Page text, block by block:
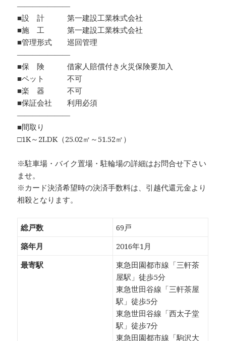
―――――――
■設 計 第一建設工業株式会社
■施 工 第一建設工業株式会社
■管理形式 巡回管理
―――――――
■保 険 借家人賠償付き火災保険要加入
■ペット 不可
■楽 器 不可
■保証会社 利用必須
―――――――
■間取り
□1K～2LDK（25.02㎡～51.52㎡）
※駐車場・バイク置場・駐輪場の詳細はお問合せ下さい
ませ。
※カード決済希望時の決済手数料は、引越代還元金より
相殺となります。
総戸数
69戸
築年月
2016年1月
最寄駅
東急田園都市線「三軒茶
屋駅」徒歩5分
東急世田谷線「三軒茶屋
駅」徒歩5分
東急世田谷線「西太子堂
駅」徒歩7分
東急田園都市線「駒沢大